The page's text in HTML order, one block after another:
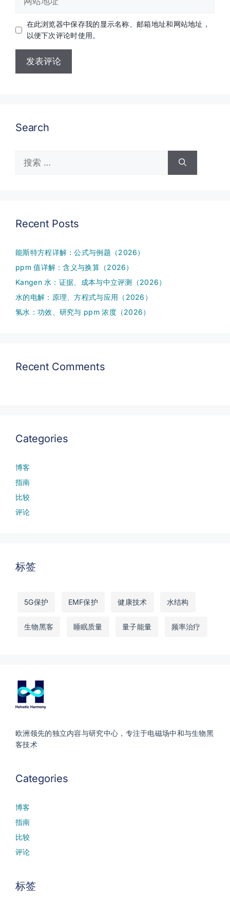
址 在此浏览器中保存我的显示名称、邮箱地址和网站地址，
以便下次评论时使用。
Search
索：
Recent Posts
能斯特方程详解：公式与例题（2026）
ppm 值详解：含义与换算（2026）
Kangen 水：证据、成本与中立评测（2026）
水的电解：原理、方程式与应用（2026）
氢水：功效、研究与 ppm 浓度（2026）
Recent Comments
Categories
博客
指南
比较
评论
标签
5G保护 EMF保护 健康技术 水结构
生物黑客 睡眠质量 量子能量 频率治疗
欧洲领先的独立内容与研究中心，专注于电磁场中和与生物黑
客技术
Categories
博客
指南
比较
评论
标签